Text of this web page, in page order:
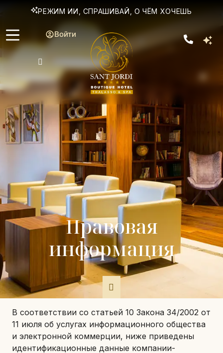
РЕЖИМ ИИ, СПРАШИВАЙ, О ЧЁМ ХОЧЕШЬ
Войти
Правовая
информация
В соответствии со статьей 10 Закона 34/2002 от
11 июля об услугах информационного общества
и электронной коммерции, ниже приведены
идентификационные данные компании-